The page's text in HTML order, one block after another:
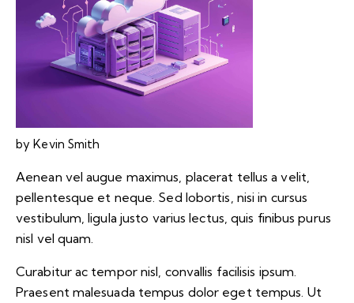
by Kevin Smith
Aenean vel augue maximus, placerat tellus a velit,
pellentesque et neque. Sed lobortis, nisi in cursus
vestibulum, ligula justo varius lectus, quis finibus purus
nisl vel quam.
Curabitur ac tempor nisl, convallis facilisis ipsum.
Praesent malesuada tempus dolor eget tempus. Ut